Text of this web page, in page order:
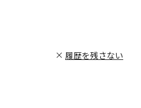
履歴を残さない